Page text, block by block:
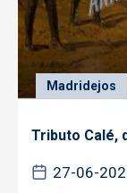
Madridejos
Tributo Calé,
27-06-